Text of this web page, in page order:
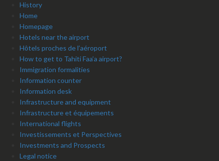
History
Home
Homepage
Hotels near the airport
Hôtels proches de l’aéroport
How to get to Tahiti Faa’a airport?
Immigration formalities
Information counter
Information desk
Infrastructure and equipment
Infrastructure et équipements
International flights
Investissements et Perspectives
Investments and Prospects
Legal notice